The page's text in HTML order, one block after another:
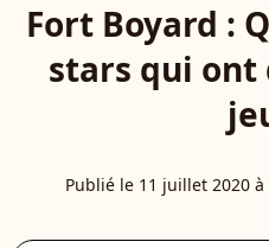
Fort Boyard :
stars qui ont
Publié le 11 juillet 2020 à